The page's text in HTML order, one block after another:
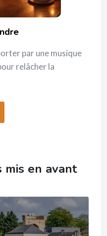
par une musique
relâcher la
mis en avant